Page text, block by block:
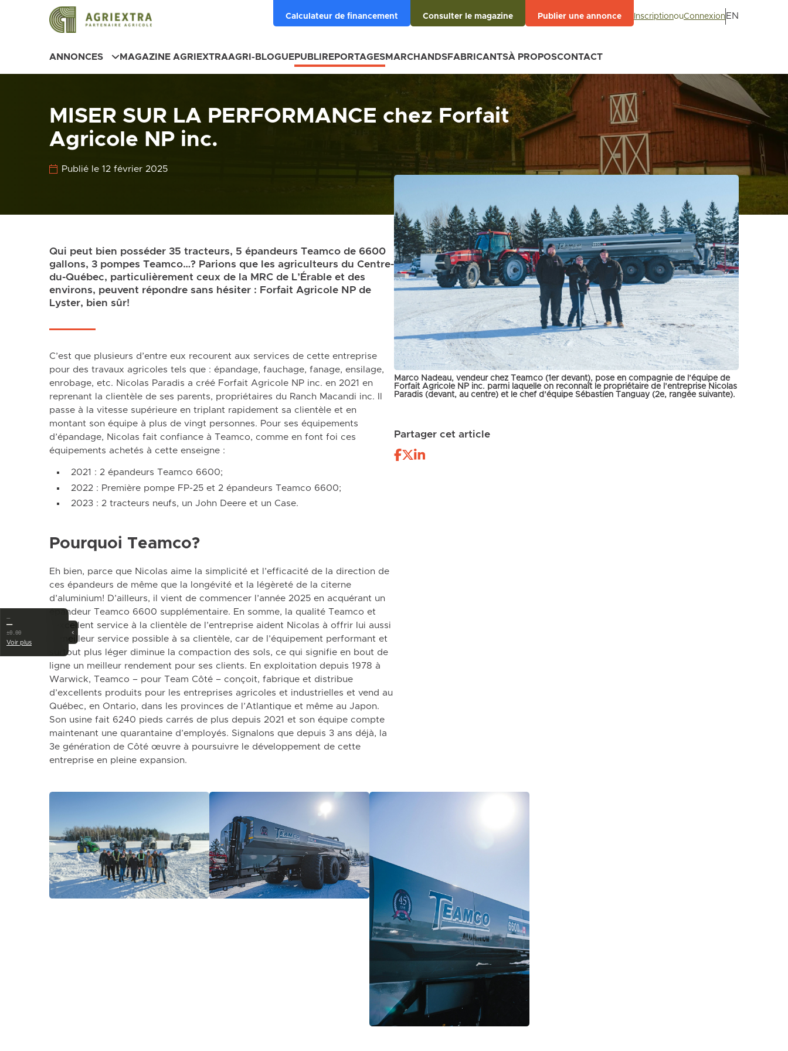
Calculateur de financement Consulter le magazine Publier une annonce InscriptionouConnexion EN
ANNONCES MAGAZINE AGRIEXTRAAGRI-BLOGUEPUBLIREPORTAGESMARCHANDSFABRICANTSÀ PROPOSCONTACT
MISER SUR LA PERFORMANCE chez Forfait
Agricole NP inc.
Publié le 12 février 2025
Qui peut bien posséder 35 tracteurs, 5 épandeurs Teamco de 6600
gallons, 3 pompes Teamco…? Parions que les agriculteurs du Centre-
du-Québec, particulièrement ceux de la MRC de L’Érable et des
environs, peuvent répondre sans hésiter : Forfait Agricole NP de
Lyster, bien sûr!
C’est que plusieurs d’entre eux recourent aux services de cette entreprise
pour des travaux agricoles tels que : épandage, fauchage, fanage, ensilage,
enrobage, etc. Nicolas Paradis a créé Forfait Agricole NP inc. en 2021 en
reprenant la clientèle de ses parents, propriétaires du Ranch Macandi inc. Il
passe à la vitesse supérieure en triplant rapidement sa clientèle et en
montant son équipe à plus de vingt personnes. Pour ses équipements
d’épandage, Nicolas fait confiance à Teamco, comme en font foi ces
équipements achetés à cette enseigne :
2021 : 2 épandeurs Teamco 6600;
2022 : Première pompe FP-25 et 2 épandeurs Teamco 6600;
2023 : 2 tracteurs neufs, un John Deere et un Case.
Pourquoi Teamco?
Eh bien, parce que Nicolas aime la simplicité et l’efficacité de la direction de
ces épandeurs de même que la longévité et la légèreté de la citerne
d’aluminium! D’ailleurs, il vient de commencer l’année 2025 en acquérant un
épandeur Teamco 6600 supplémentaire. En somme, la qualité Teamco et
l’excellent service à la clientèle de l’entreprise aident Nicolas à offrir lui aussi
le meilleur service possible à sa clientèle, car de l’équipement performant et
surtout plus léger diminue la compaction des sols, ce qui signifie en bout de
ligne un meilleur rendement pour ses clients. En exploitation depuis 1978 à
Warwick, Teamco – pour Team Côté – conçoit, fabrique et distribue
d’excellents produits pour les entreprises agricoles et industrielles et vend au
Québec, en Ontario, dans les provinces de l’Atlantique et même au Japon.
Son usine fait 6240 pieds carrés de plus depuis 2021 et son équipe compte
maintenant une quarantaine d’employés. Signalons que depuis 3 ans déjà, la
3e génération de Côté œuvre à poursuivre le développement de cette
entreprise en pleine expansion.
Marco Nadeau, vendeur chez Teamco (1er devant), pose en compagnie de l’équipe de
Forfait Agricole NP inc. parmi laquelle on reconnaît le propriétaire de l’entreprise Nicolas
Paradis (devant, au centre) et le chef d’équipe Sébastien Tanguay (2e, rangée suivante).
Partager cet article
‹
…
—
±0.00
Voir plus